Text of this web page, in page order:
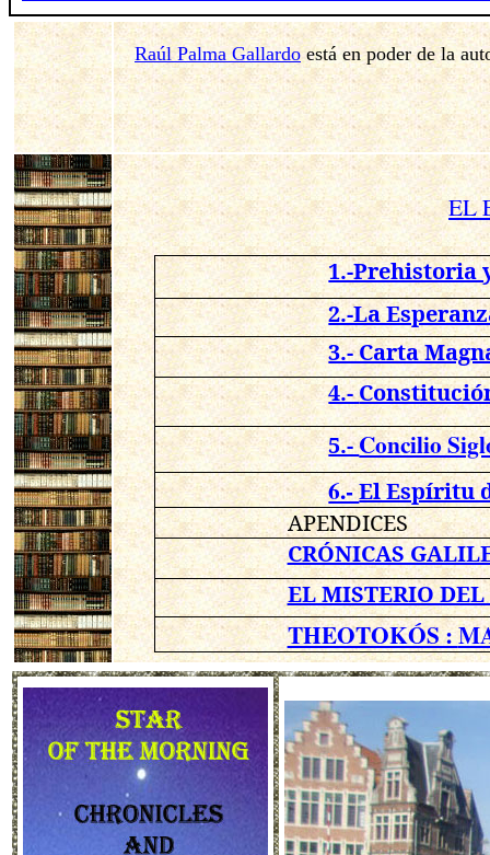
Raúl Palma Gallardoestá en poder de la
EL
1.-Prehistoria
2.-La
3.- Carta
4.-
5.-Concilio
6.-El Espíritu
APENDICES
CRÓNICAS
EL MISTERIO DEL
THEOTOKÓS :